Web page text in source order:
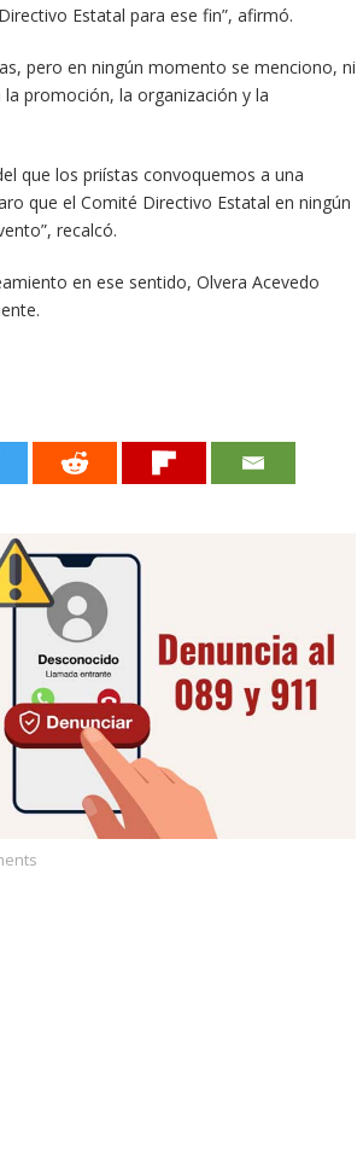
Estatal para ese fin”, afirmó.
pero en ningún momento se menciono, ni
promoción, la organización y la
que los priístas convoquemos a una
que el Comité Directivo Estatal en ningún
recalcó.
en ese sentido, Olvera Acevedo